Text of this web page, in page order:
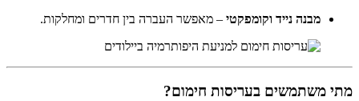
מבנה נייד וקומפקטי – מאפשר העברה בין חדרים ומחלקות.
מתי משתמשים בעריסות חימום?